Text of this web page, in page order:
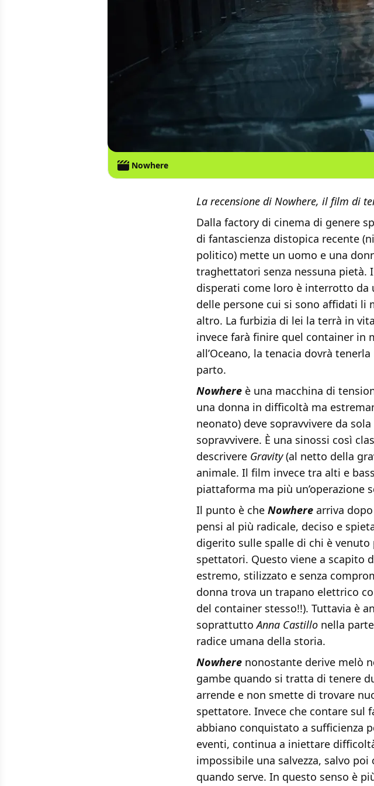
Nowhere
La recensione di Nowhere, il film di
Dalla factory di cinema di genere
di fantascienza distopica recente
politico) mette un uomo e una
traghettatori senza nessuna
disperati come loro è interrotto da
delle persone cui si sono affidati li
altro. La furbizia di lei la terrà in
invece farà finire quel container in
all’Oceano, la tenacia dovrà
parto.
Nowhere è una macchina di
una donna in difficoltà ma
neonato) deve sopravvivere da
sopravvivere. È una sinossi così
descrivere Gravity(al netto della
animale. Il film invece tra alti e
piattaforma ma più un’operazione
Il punto è che Nowhere arriva
pensi al più radicale, deciso e
digerito sulle spalle di chi è
spettatori. Questo viene a scapito
estremo, stilizzato e senza
donna trova un trapano elettrico
del container stesso!!). Tuttavia è
soprattuttoAnna Castillo nella
radice umana della storia.
Nowhere nonostante derive melò
gambe quando si tratta di tenere
arrende e non smette di trovare
spettatore. Invece che contare sul
abbiano conquistato a sufficienza
eventi, continua a iniettare
impossibile una salvezza, salvo
quando serve. In questo senso è